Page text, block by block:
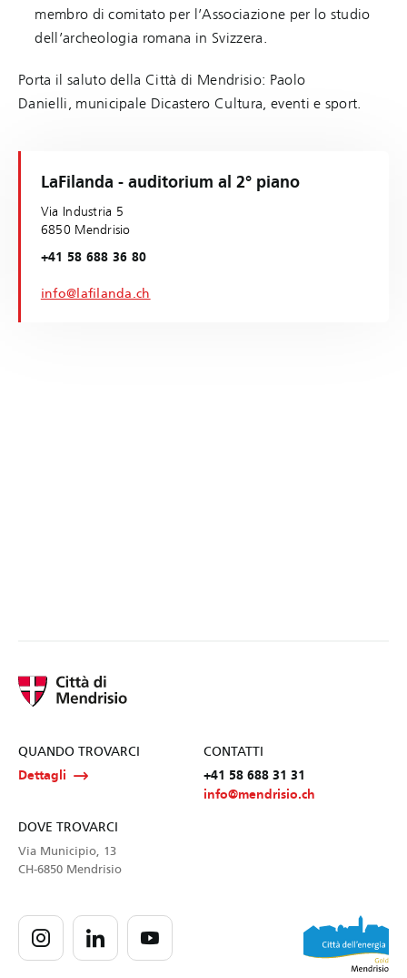
membro di comitato per l’Associazione per lo studio
dell’archeologia romana in Svizzera.
Porta il saluto della Città di Mendrisio: Paolo
Danielli, municipale Dicastero Cultura, eventi e sport.
LaFilanda - auditorium al 2° piano
Via Industria 5
6850 Mendrisio
+41 58 688 36 80
info@lafilanda.ch
QUANDO TROVARCI
Dettagli
CONTATTI
+41 58 688 31 31
info@mendrisio.ch
DOVE TROVARCI
Via Municipio, 13
CH-6850 Mendrisio